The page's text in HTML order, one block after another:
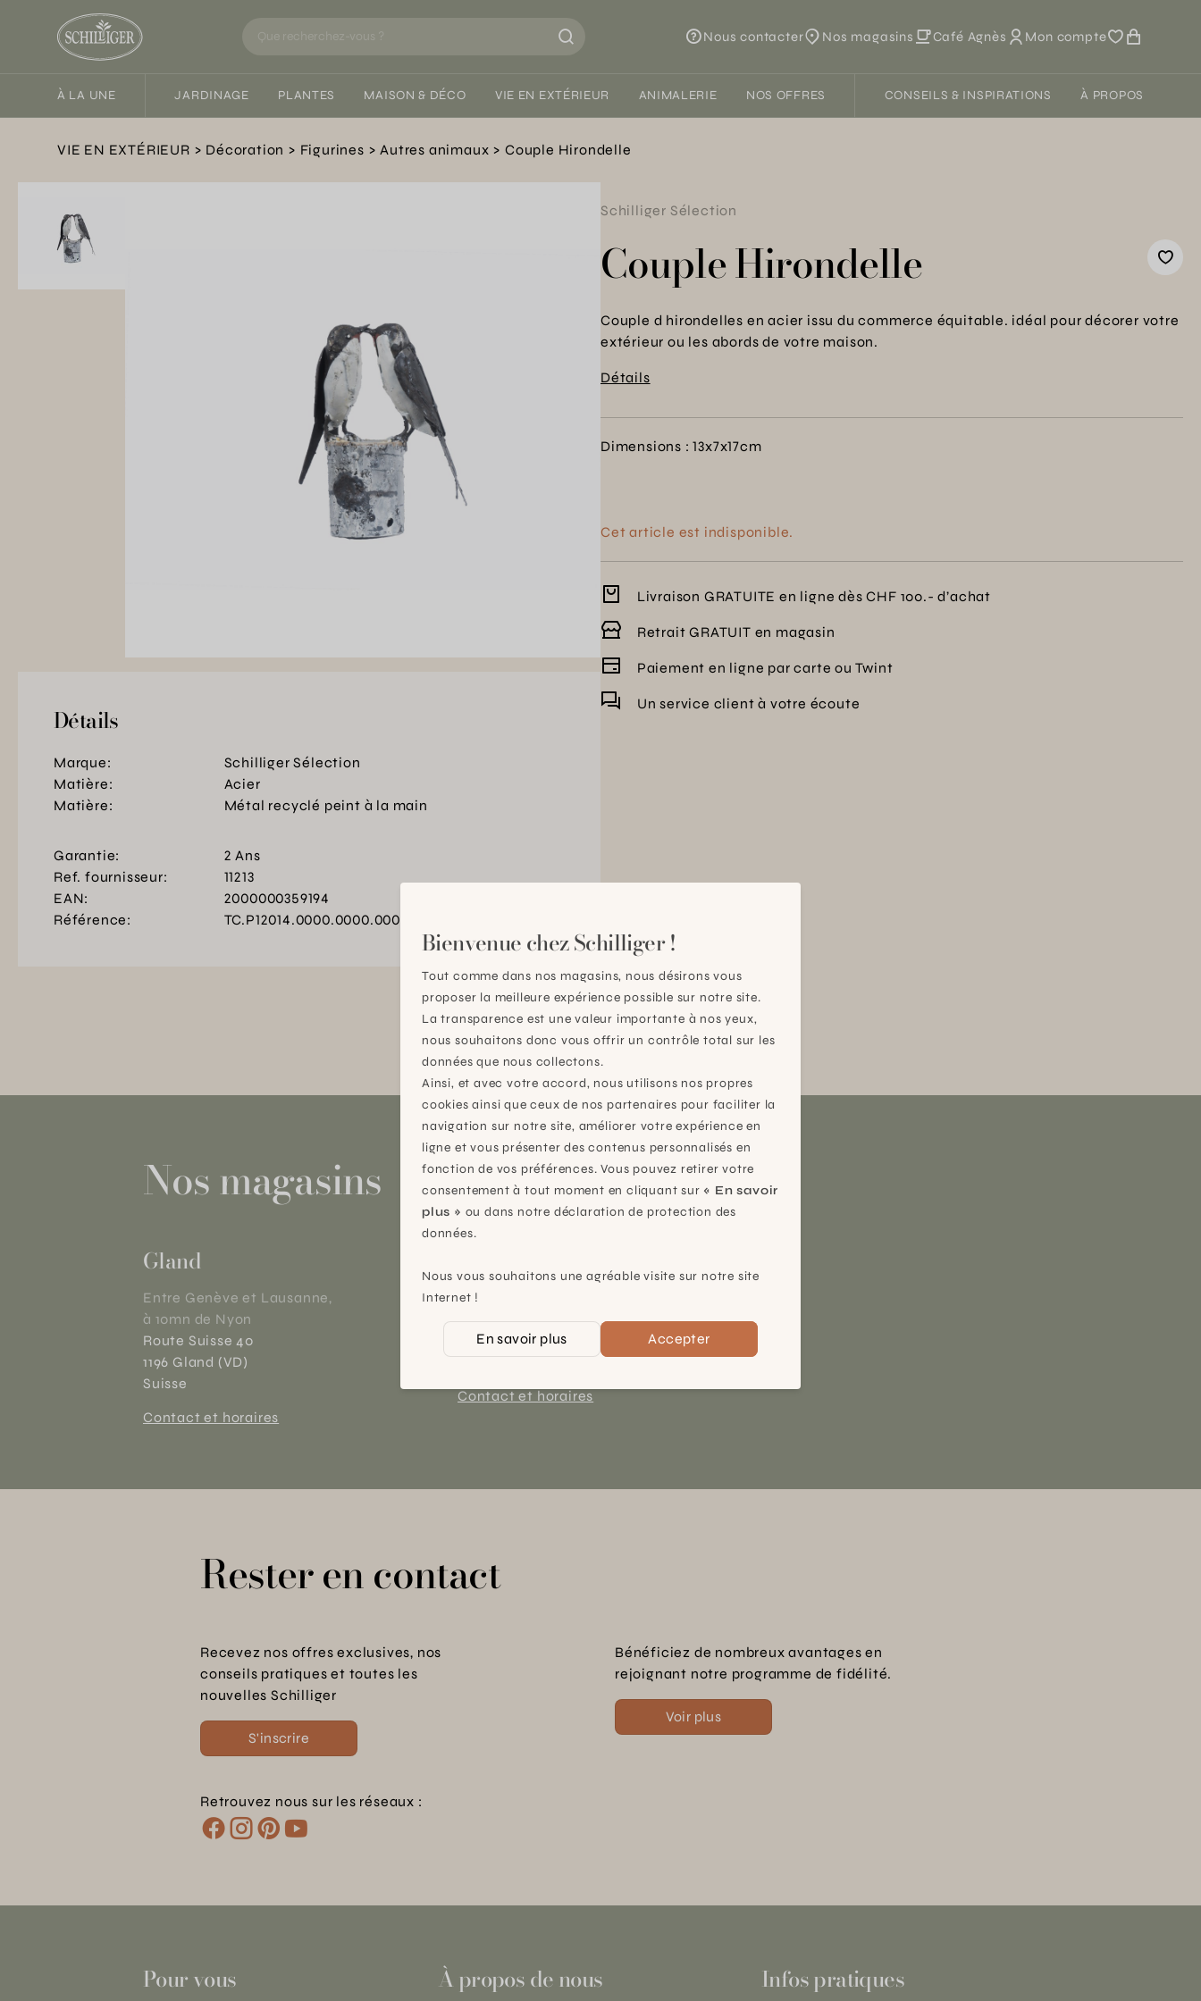
Nous contacter Nos magasins Café Agnès Mon compte
À LA UNE JARDINAGE PLANTES MAISON & DÉCO VIE EN EXTÉRIEUR ANIMALERIE NOS OFFRES CONSEILS & INSPIRATIONS À PROPOS
VIE EN EXTÉRIEUR Décoration Figurines Autres animaux Couple Hirondelle
Détails
Marque:
Schilliger Sélection
Matière:
Acier
Matière:
Métal recyclé peint à la main
Garantie:
2 Ans
Ref. fournisseur:
11213
EAN:
2000000359194
Référence:
TC.P12014.0000.0000.0000
Schilliger Sélection
Couple Hirondelle
Couple d hirondelles en acier issu du commerce équitable. idéal pour décorer votre
extérieur ou les abords de votre maison.
Détails
Dimensions : 13x7x17cm
Cet article est indisponible.
Livraison GRATUITE en ligne dès CHF 100.- d’achat
Retrait GRATUIT en magasin
Paiement en ligne par carte ou Twint
Un service client à votre écoute
Nos magasins
Gland
Entre Genève et Lausanne,
à 10mn de Nyon
Route Suisse 40
1196 Gland (VD)
Suisse
Contact et horaires
À 15mn du centre de Genève
Chemin des Charrotons 25
1228 Plan-les-Ouates (GE)
Suisse
Contact et horaires
Rester en contact
Recevez nos offres exclusives, nos
conseils pratiques et toutes les
nouvelles Schilliger
S'inscrire
Bénéficiez de nombreux avantages en
rejoignant notre programme de fidélité.
Voir plus
Retrouvez nous sur les réseaux :
Pour vous À propos de nous Infos pratiques
Bienvenue chez Schilliger !
Tout comme dans nos magasins, nous désirons vous
proposer la meilleure expérience possible sur notre site.
La transparence est une valeur importante à nos yeux,
nous souhaitons donc vous offrir un contrôle total sur les
données que nous collectons.
Ainsi, et avec votre accord, nous utilisons nos propres
cookies ainsi que ceux de nos partenaires pour faciliter la
navigation sur notre site, améliorer votre expérience en
ligne et vous présenter des contenus personnalisés en
fonction de vos préférences. Vous pouvez retirer votre
consentement à tout moment en cliquant sur « En savoir
plus » ou dans notre déclaration de protection des
données.
Nous vous souhaitons une agréable visite sur notre site
Internet !
En savoir plus Accepter